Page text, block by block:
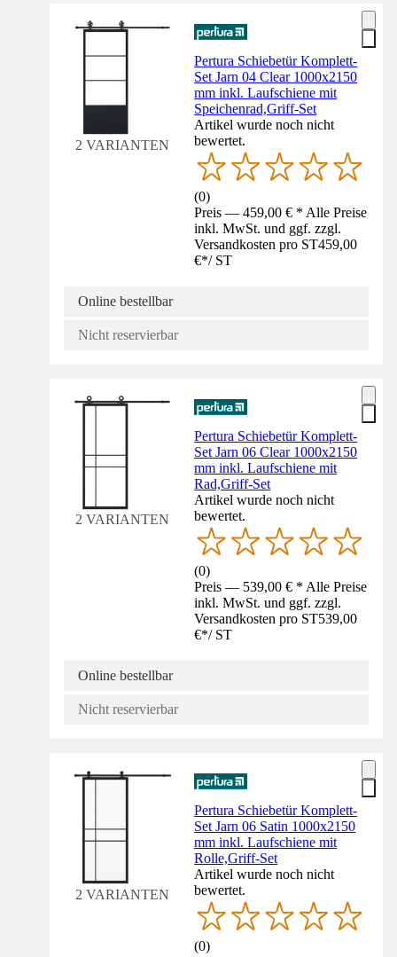
2 VARIANTEN
Pertura Schiebetür Komplett-
Set Jarn 04 Clear 1000x2150
mm inkl. Laufschiene mit
Speichenrad,Griff-Set
Artikel wurde noch nicht
bewertet.
(0)
Preis — 459,00 € * Alle Preise
inkl. MwSt. und ggf. zzgl.
Versandkosten pro ST459,00
€*/ ST
Online bestellbar
Nicht reservierbar
2 VARIANTEN
Pertura Schiebetür Komplett-
Set Jarn 06 Clear 1000x2150
mm inkl. Laufschiene mit
Rad,Griff-Set
Artikel wurde noch nicht
bewertet.
(0)
Preis — 539,00 € * Alle Preise
inkl. MwSt. und ggf. zzgl.
Versandkosten pro ST539,00
€*/ ST
Online bestellbar
Nicht reservierbar
2 VARIANTEN
Pertura Schiebetür Komplett-
Set Jarn 06 Satin 1000x2150
mm inkl. Laufschiene mit
Rolle,Griff-Set
Artikel wurde noch nicht
bewertet.
(0)